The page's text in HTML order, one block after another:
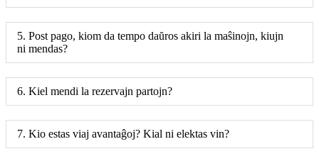
5. Post pago, kiom da tempo daŭros akiri la maŝinojn, kiujn
ni mendas?
6. Kiel mendi la rezervajn partojn?
7. Kio estas viaj avantaĝoj? Kial ni elektas vin?